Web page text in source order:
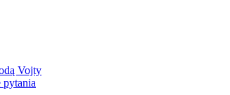
Vojty
pytania